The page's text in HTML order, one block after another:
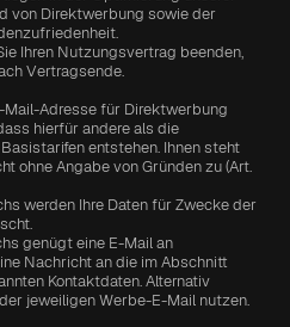
von Direktwerbung sowie der
Ihren Nutzungsvertrag beenden,
Vertragsende.
Adresse für Direktwerbung
hierfür andere als die
entstehen. Ihnen steht
ohne Angabe von Gründen zu (Art.
werden Ihre Daten für Zwecke der
Kontaktdaten. Alternativ
jeweiligen Werbe-E-Mail nutzen.